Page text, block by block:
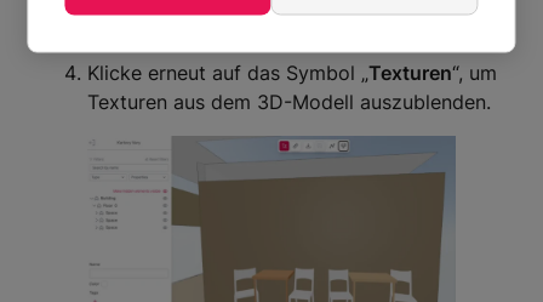
Klicke erneut auf das Symbol „Texturen“, um
Texturen aus dem 3D-Modell auszublenden.